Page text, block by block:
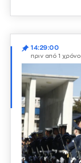
14:29:00
πριν από 1 χρόνο